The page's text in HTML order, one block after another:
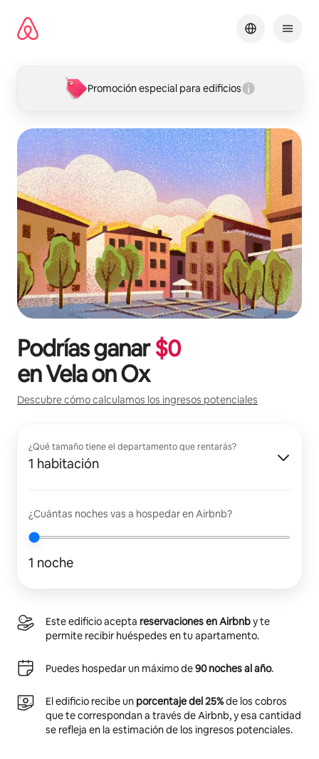
contenido
Promoción especial para edificios
Podrías ganar$0
enVela on Ox
Descubre cómo calculamos los ingresos potenciales
¿Qué tamaño tiene el departamento que rentarás?
1 habitación
¿Cuántas noches vas a hospedar en Airbnb?
1 noche
Este edificio acepta reservaciones en Airbnby te
permite recibir huéspedes en tu apartamento.
Puedes hospedar un máximo de90 noches al año.
El edificio recibe un porcentaje del 25%de los cobros
que te correspondan a través de Airbnb, y esa cantidad
se refleja en la estimación de los ingresos potenciales.